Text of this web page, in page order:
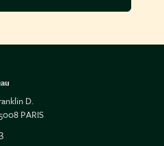
D.
PARIS